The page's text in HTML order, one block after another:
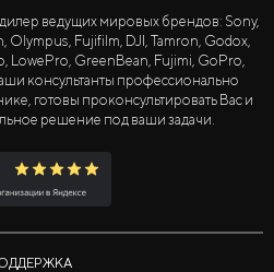
ведущих мировых брендов: Sony,
Olympus, Fujifilm, DJI, Tamron, Godox,
LowePro, GreenBean, Fujimi, GoPro,
консультанты профессионально
готовы проконсультировать Вас и
решение под ваши задачи.